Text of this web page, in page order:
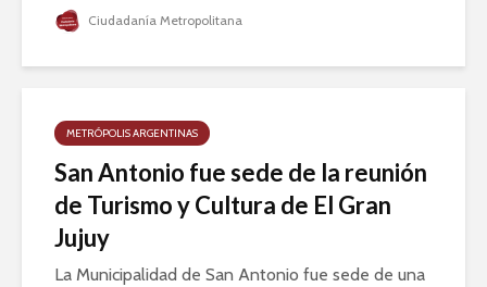
Ciudadanía Metropolitana
METRÓPOLIS ARGENTINAS
San Antonio fue sede de la reunión
de Turismo y Cultura de El Gran
Jujuy
La Municipalidad de San Antonio fue sede de una